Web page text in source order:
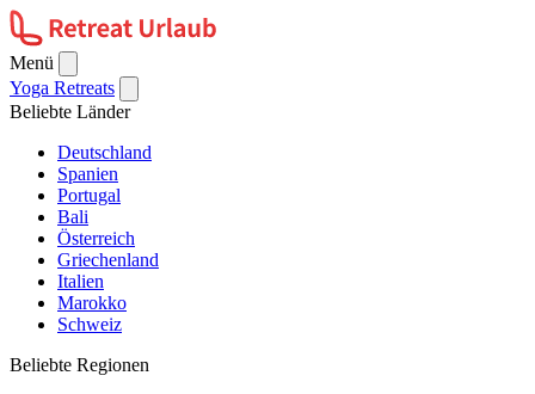
Menü
Yoga Retreats
Beliebte Länder
Deutschland
Spanien
Portugal
Bali
Österreich
Griechenland
Italien
Marokko
Schweiz
Beliebte Regionen